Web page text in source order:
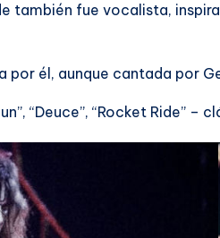
también fue vocalista,
por él, aunque cantada por
“Deuce”, “Rocket Ride”